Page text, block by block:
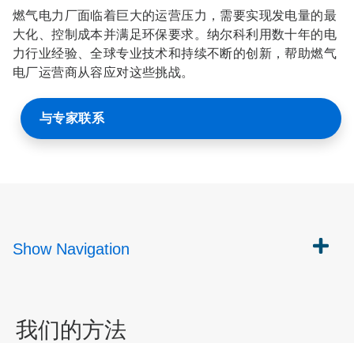
燃气电力厂面临着巨大的运营压力，需要实现发电量的最
大化、控制成本并满足环保要求。纳尔科利用数十年的电
力行业经验、全球专业技术和持续不断的创新，帮助燃气
电厂运营商从容应对这些挑战。
与专家联系
Show Navigation
我们的方法